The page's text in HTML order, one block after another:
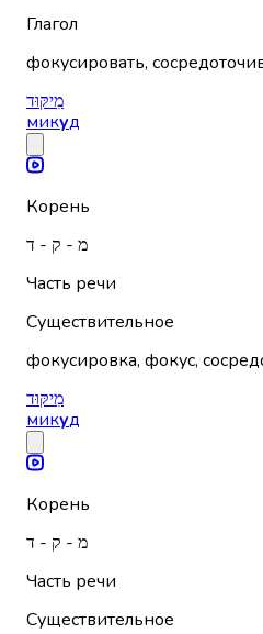
Глагол
фокусировать,
מִיקּוּד
микуд
Корень
מ - ק - ד
Часть речи
Существительное
фокусировка, фокус,
מִיקּוּד
микуд
Корень
מ - ק - ד
Часть речи
Существительное